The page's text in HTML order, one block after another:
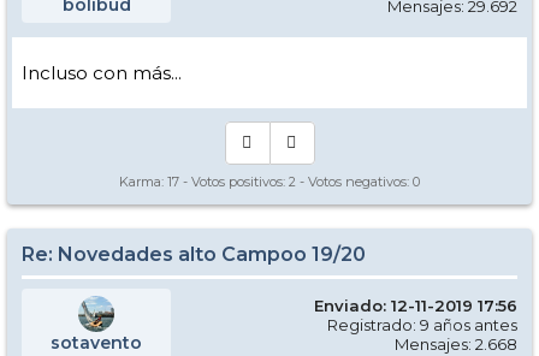
bolibud Mensajes: 29.692
Incluso con más...
Karma: 17 - Votos positivos: 2 - Votos negativos: 0
Re: Novedades alto Campoo 19/20
sotavento
Enviado: 12-11-2019 17:56
Registrado: 9 años antes
Mensajes: 2.668